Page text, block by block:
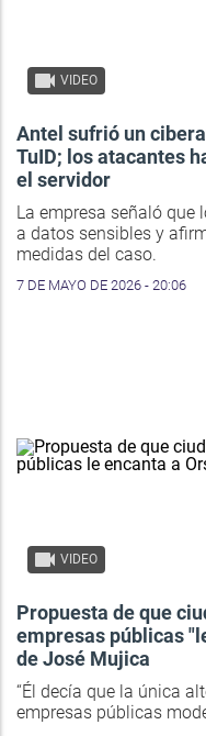
VIDEO
Antel sufrió un
TuID; los atacantes
el servidor
La empresa señaló que
a datos sensibles y
medidas del caso.
7 DE MAYO DE 2026 - 20:06
VIDEO
Propuesta de que
empresas públicas
de José Mujica
“Él decía que la única
empresas públicas